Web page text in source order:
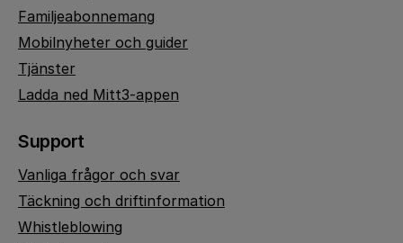
Familjeabonnemang
Mobilnyheter och guider
Tjänster
Ladda ned Mitt3-appen
Support
Vanliga frågor och svar
Täckning och driftinformation
Whistleblowing